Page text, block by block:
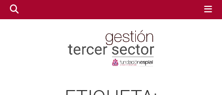
GESTIÓN TERCER SECTOR
GESTIÓN TERCER SECTOR